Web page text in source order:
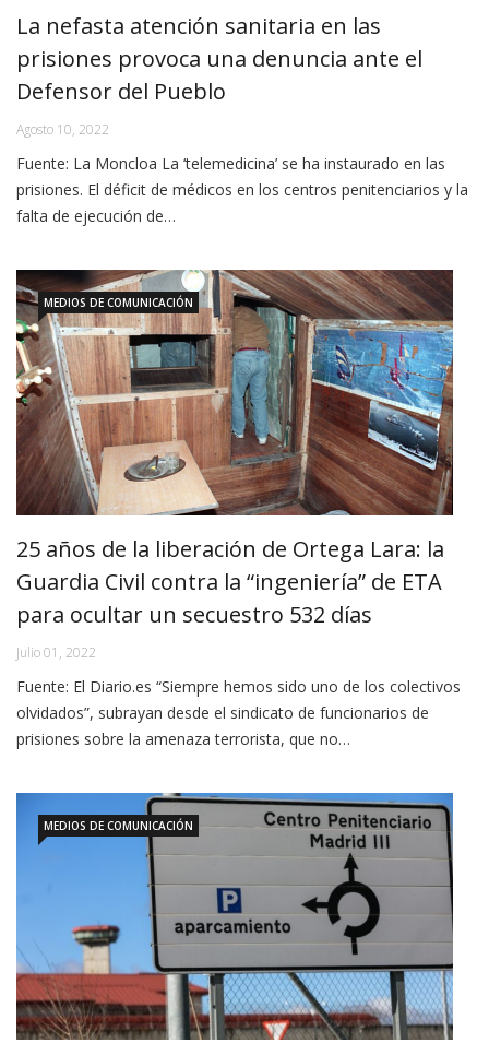
La nefasta atención sanitaria en las
prisiones provoca una denuncia ante el
Defensor del Pueblo
Agosto 10, 2022
Fuente: La Moncloa La ‘telemedicina’ se ha instaurado en las
prisiones. El déficit de médicos en los centros penitenciarios y la
falta de ejecución de…
MEDIOS DE COMUNICACIÓN
25 años de la liberación de Ortega Lara: la
Guardia Civil contra la “ingeniería” de ETA
para ocultar un secuestro 532 días
Julio 01, 2022
Fuente: El Diario.es “Siempre hemos sido uno de los colectivos
olvidados”, subrayan desde el sindicato de funcionarios de
prisiones sobre la amenaza terrorista, que no…
MEDIOS DE COMUNICACIÓN